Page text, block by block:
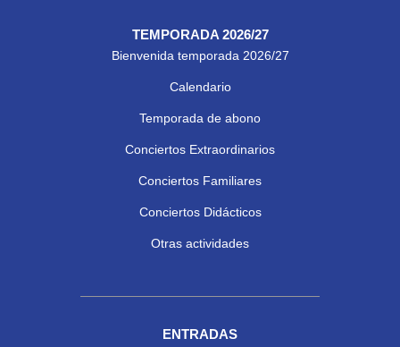
TEMPORADA 2026/27
Bienvenida temporada 2026/27
Calendario
Temporada de abono
Conciertos Extraordinarios
Conciertos Familiares
Conciertos Didácticos
Otras actividades
ENTRADAS